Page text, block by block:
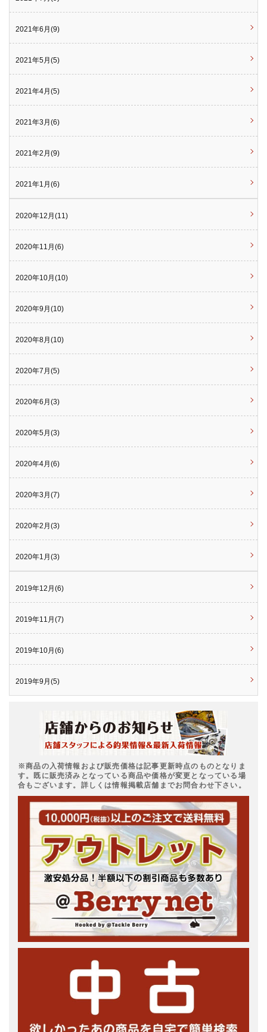
2021年6月(9)
2021年5月(5)
2021年4月(5)
2021年3月(6)
2021年2月(9)
2021年1月(6)
2020年12月(11)
2020年11月(6)
2020年10月(10)
2020年9月(10)
2020年8月(10)
2020年7月(5)
2020年6月(3)
2020年5月(3)
2020年4月(6)
2020年3月(7)
2020年2月(3)
2020年1月(3)
2019年12月(6)
2019年11月(7)
2019年10月(6)
2019年9月(5)
※商品の入荷情報および販売価格は記事更新時点のものとなりま
す。既に販売済みとなっている商品や価格が変更となっている場
合もございます。詳しくは情報掲載店舗までお問合わせ下さい。